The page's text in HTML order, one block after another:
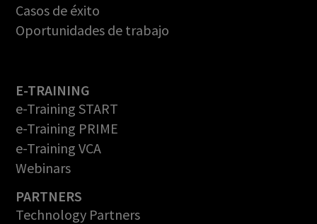
Casos de éxito
Oportunidades de trabajo
E-TRAINING
e-Training START
e-Training PRIME
e-Training VCA
Webinars
PARTNERS
Technology Partners